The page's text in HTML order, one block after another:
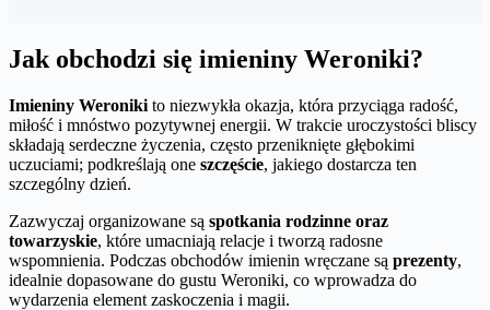
Jak obchodzi się imieniny Weroniki?
Imieniny Weroniki to niezwykła okazja, która przyciąga radość,
miłość i mnóstwo pozytywnej energii. W trakcie uroczystości bliscy
składają serdeczne życzenia, często przeniknięte głębokimi
uczuciami; podkreślają one szczęście, jakiego dostarcza ten
szczególny dzień.
Zazwyczaj organizowane są spotkania rodzinne oraz
towarzyskie, które umacniają relacje i tworzą radosne
wspomnienia. Podczas obchodów imienin wręczane są prezenty,
idealnie dopasowane do gustu Weroniki, co wprowadza do
wydarzenia element zaskoczenia i magii.